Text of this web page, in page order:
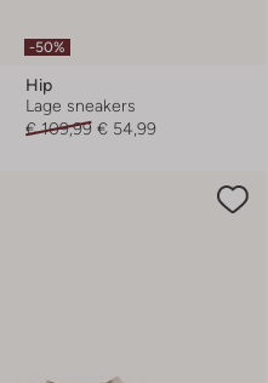
-50%
Hip
Lage sneakers
€ 109,99 € 54,99